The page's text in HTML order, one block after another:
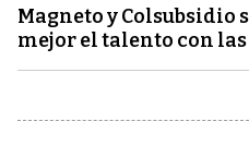
Magneto y Colsubsidio
mejor el talento con